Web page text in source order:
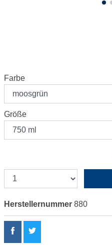
Farbe
Größe
Herstellernummer 880